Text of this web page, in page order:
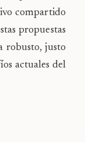
compartido
propuestas
robusto, justo
actuales del